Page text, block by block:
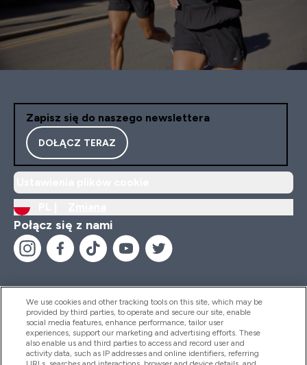
Zapisz się do naszego newslettera
DOŁĄCZ TERAZ
Połącz się z nami
Pomoc I Informacja
Produkty
We use cookies and other tracking tools on this site, which may be
provided by third parties, to operate and secure our site, enable
social media features, enhance performance, tailor user
experiences, support our marketing and advertising efforts. These
also enable us and third parties to access and record user and
activity data, such as IP addresses and online identifiers, referring